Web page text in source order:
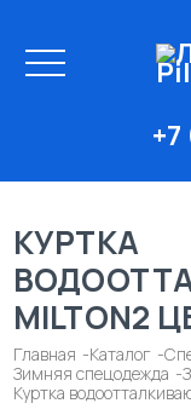
КУРТКА
MILTON2
Главная Каталог
Зимняя спецодежда
Куртка